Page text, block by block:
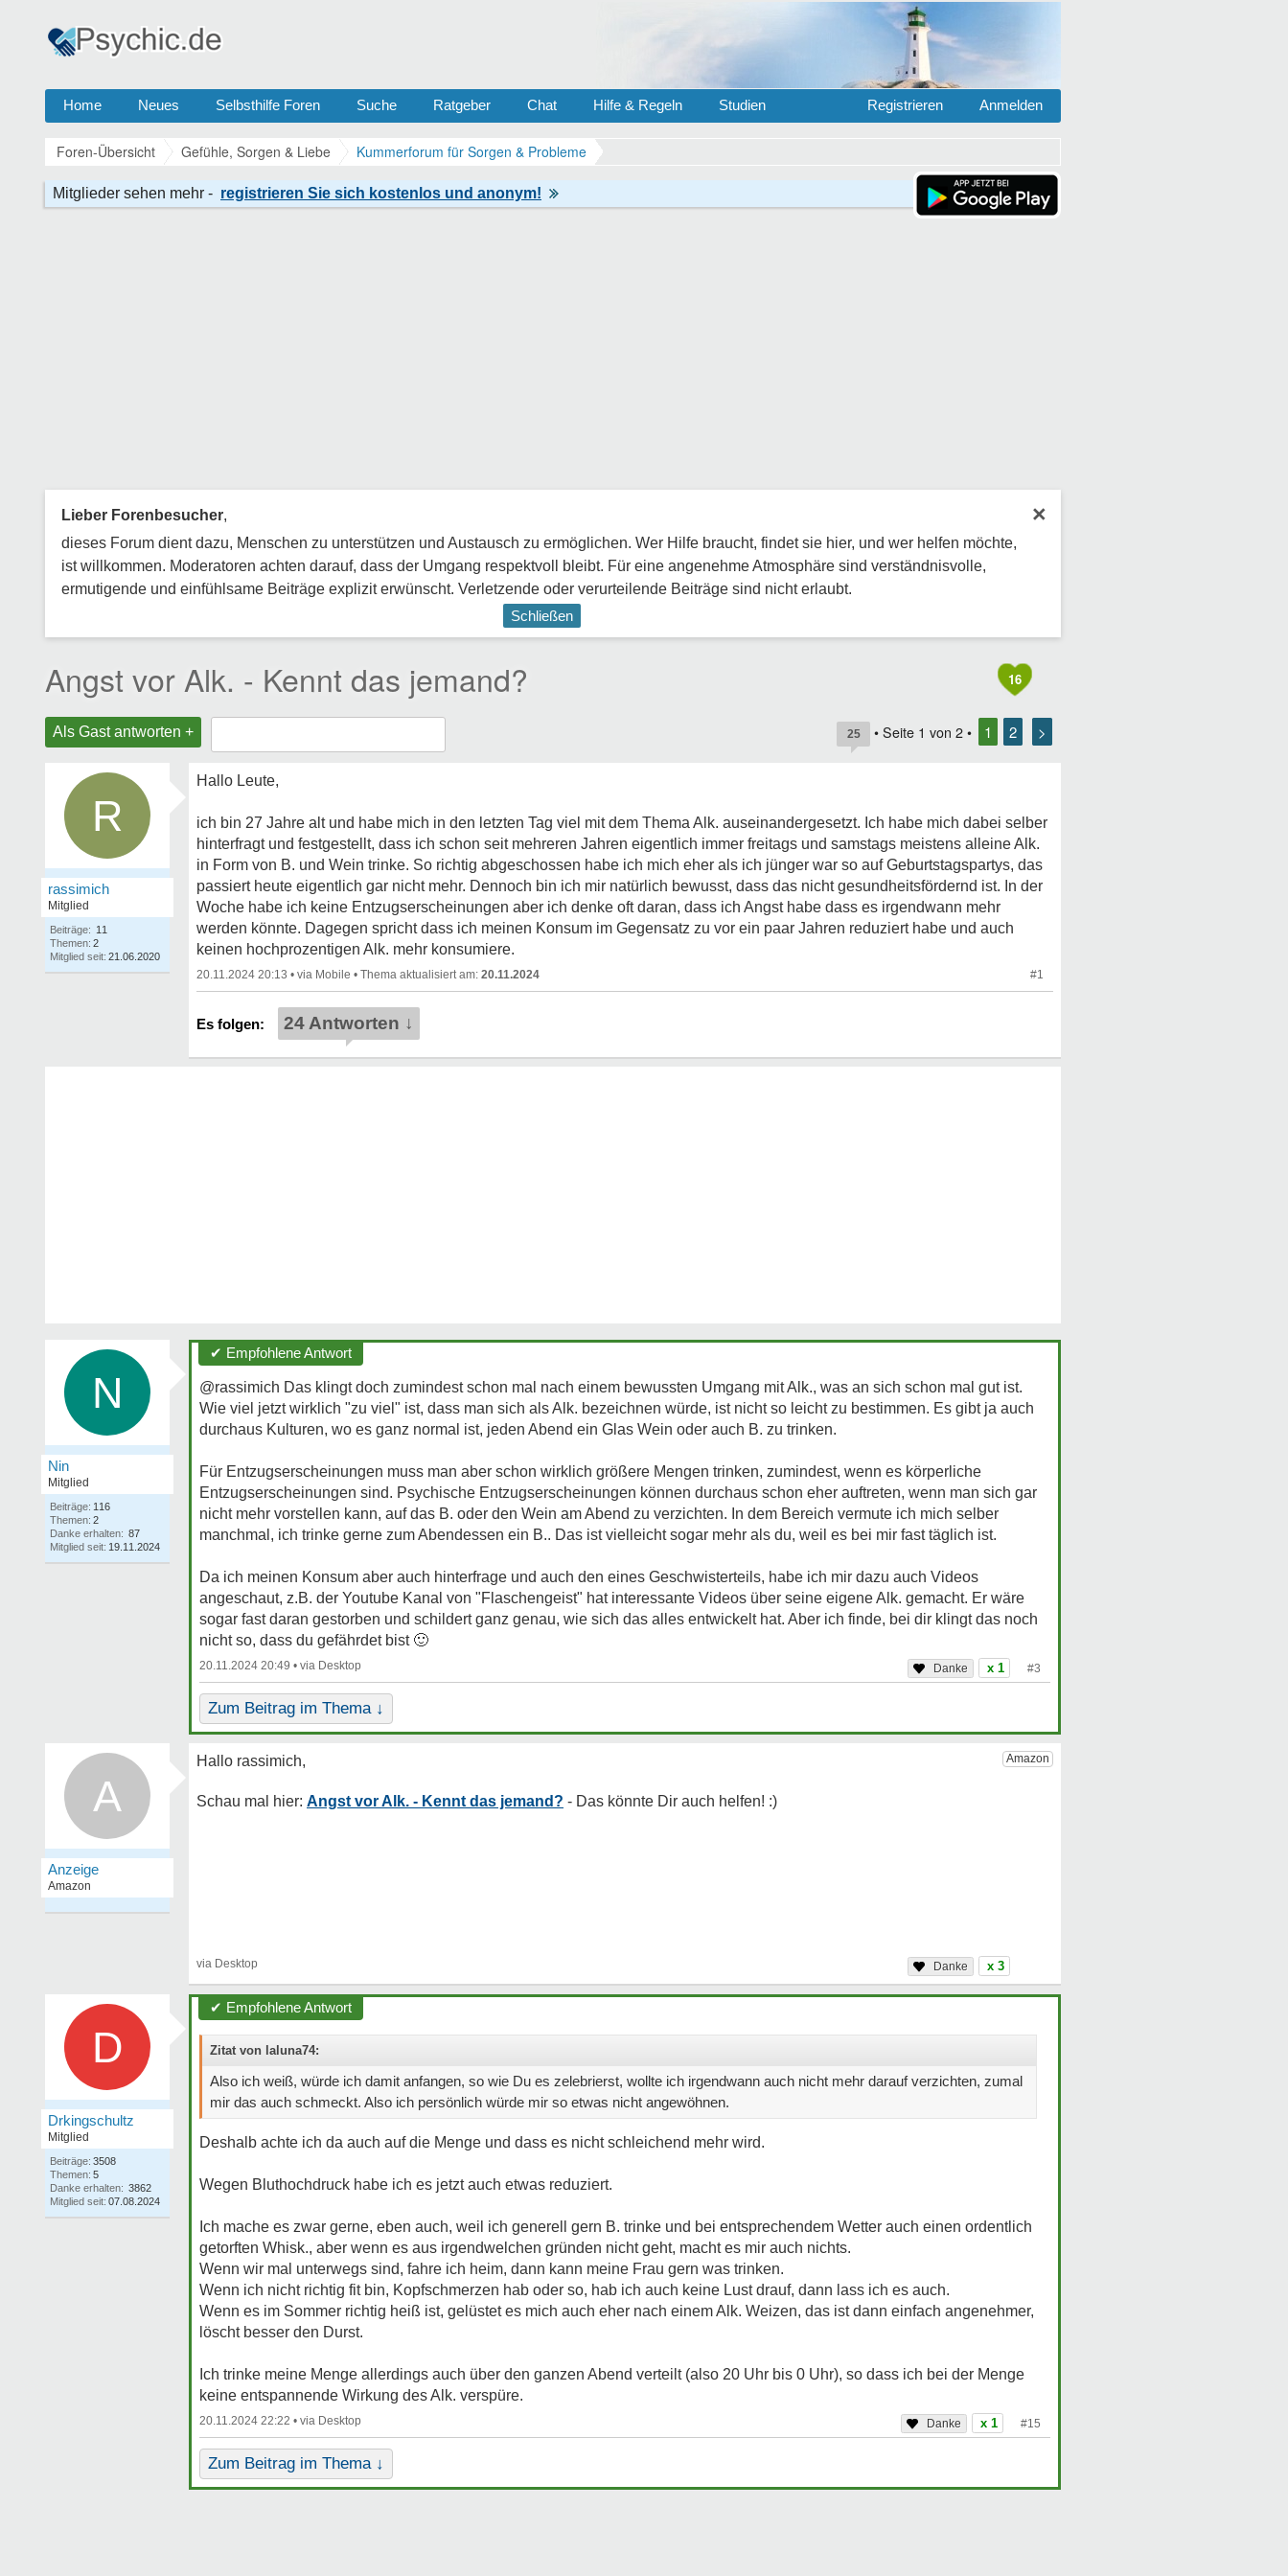
Home Neues Selbsthilfe Foren Suche Ratgeber Chat Hilfe & Regeln Studien Anmelden
Registrieren
Foren-Übersicht Gefühle, Sorgen & Liebe Kummerforum für Sorgen & Probleme
×
Lieber Forenbesucher,
dieses Forum dient dazu, Menschen zu unterstützen und Austausch zu ermöglichen. Wer Hilfe braucht, findet sie hier, und wer helfen möchte,
ist willkommen. Moderatoren achten darauf, dass der Umgang respektvoll bleibt. Für eine angenehme Atmosphäre sind verständnisvolle,
ermutigende und einfühlsame Beiträge explizit erwünscht. Verletzende oder verurteilende Beiträge sind nicht erlaubt.
Schließen
16
Angst vor Alk. - Kennt das jemand?
Als Gast antworten + 25 • Seite 1 von 2 • 1 2 >
R
rassimich
Mitglied
Beiträge: 11
Themen: 2
Mitglied seit: 21.06.2020
Hallo Leute,
ich bin 27 Jahre alt und habe mich in den letzten Tag viel mit dem Thema Alk. auseinandergesetzt. Ich habe mich dabei selber
hinterfragt und festgestellt, dass ich schon seit mehreren Jahren eigentlich immer freitags und samstags meistens alleine Alk.
in Form von B. und Wein trinke. So richtig abgeschossen habe ich mich eher als ich jünger war so auf Geburtstagspartys, das
passiert heute eigentlich gar nicht mehr. Dennoch bin ich mir natürlich bewusst, dass das nicht gesundheitsfördernd ist. In der
Woche habe ich keine Entzugserscheinungen aber ich denke oft daran, dass ich Angst habe dass es irgendwann mehr
werden könnte. Dagegen spricht dass ich meinen Konsum im Gegensatz zu vor ein paar Jahren reduziert habe und auch
keinen hochprozentigen Alk. mehr konsumiere.
20.11.2024 20:13 • • 20.11.2024 #1
24 Antworten ↓
N
Nin
Mitglied
Beiträge: 116
Themen: 2
Danke erhalten: 87
Mitglied seit: 19.11.2024
✔ Empfohlene Antwort
@rassimich Das klingt doch zumindest schon mal nach einem bewussten Umgang mit Alk., was an sich schon mal gut ist.
Wie viel jetzt wirklich "zu viel" ist, dass man sich als Alk. bezeichnen würde, ist nicht so leicht zu bestimmen. Es gibt ja auch
durchaus Kulturen, wo es ganz normal ist, jeden Abend ein Glas Wein oder auch B. zu trinken.
Für Entzugserscheinungen muss man aber schon wirklich größere Mengen trinken, zumindest, wenn es körperliche
Entzugserscheinungen sind. Psychische Entzugserscheinungen können durchaus schon eher auftreten, wenn man sich gar
nicht mehr vorstellen kann, auf das B. oder den Wein am Abend zu verzichten. In dem Bereich vermute ich mich selber
manchmal, ich trinke gerne zum Abendessen ein B.. Das ist vielleicht sogar mehr als du, weil es bei mir fast täglich ist.
Da ich meinen Konsum aber auch hinterfrage und auch den eines Geschwisterteils, habe ich mir dazu auch Videos
angeschaut, z.B. der Youtube Kanal von "Flaschengeist" hat interessante Videos über seine eigene Alk. gemacht. Er wäre
sogar fast daran gestorben und schildert ganz genau, wie sich das alles entwickelt hat. Aber ich finde, bei dir klingt das noch
nicht so, dass du gefährdet bist 🙂
20.11.2024 20:49 • x 1 #3
Zum Beitrag im Thema ↓
A Angst vor Alk. - Kennt das jemand?
x 3
D
Drkingschultz
Mitglied
Beiträge: 3508
Themen: 5
Danke erhalten: 3862
Mitglied seit: 07.08.2024
✔ Empfohlene Antwort
Zitat von laluna74:
Also ich weiß, würde ich damit anfangen, so wie Du es zelebrierst, wollte ich irgendwann auch nicht mehr darauf verzichten, zumal
mir das auch schmeckt. Also ich persönlich würde mir so etwas nicht angewöhnen.
Deshalb achte ich da auch auf die Menge und dass es nicht schleichend mehr wird.
Wegen Bluthochdruck habe ich es jetzt auch etwas reduziert.
Ich mache es zwar gerne, eben auch, weil ich generell gern B. trinke und bei entsprechendem Wetter auch einen ordentlich
getorften Whisk., aber wenn es aus irgendwelchen gründen nicht geht, macht es mir auch nichts.
Wenn wir mal unterwegs sind, fahre ich heim, dann kann meine Frau gern was trinken.
Wenn ich nicht richtig fit bin, Kopfschmerzen hab oder so, hab ich auch keine Lust drauf, dann lass ich es auch.
Wenn es im Sommer richtig heiß ist, gelüstet es mich auch eher nach einem Alk. Weizen, das ist dann einfach angenehmer,
löscht besser den Durst.
Ich trinke meine Menge allerdings auch über den ganzen Abend verteilt (also 20 Uhr bis 0 Uhr), so dass ich bei der Menge
keine entspannende Wirkung des Alk. verspüre.
20.11.2024 22:22 • x 1 #15
Zum Beitrag im Thema ↓